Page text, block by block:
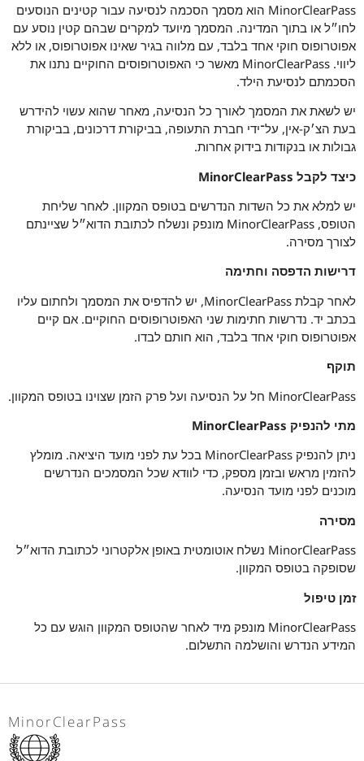
MinorClearPass הוא מסמך הסכמה לנסיעה עבור קטינים הנוסעים
לחו״ל או בתוך המדינה. המסמך מיועד למקרים שבהם קטין נוסע עם
אפוטרופוס חוקי אחד בלבד, עם מלווה בגיר שאינו אפוטרופוס, או ללא
ליווי. MinorClearPass מאשר כי האפוטרופוסים החוקיים נתנו את
הסכמתם לנסיעת הילד.
יש לשאת את המסמך לאורך כל הנסיעה, מאחר שהוא עשוי להידרש
בעת הצ׳ק-אין, על־ידי חברת התעופה, בביקורת דרכונים, בביקורת
גבולות או בנקודות בידוק אחרות.
כיצד לקבל MinorClearPass
יש למלא את כל השדות הנדרשים בטופס המקוון. לאחר שליחת
הטופס, MinorClearPass מונפק ונשלח לכתובת הדוא״ל שציינתם
לצורך מסירה.
דרישות הדפסה וחתימה
לאחר קבלת MinorClearPass, יש להדפיס את המסמך ולחתום עליו
בכתב יד. נדרשות חתימות שני האפוטרופוסים החוקיים. אם קיים
אפוטרופוס חוקי אחד בלבד, הוא חותם לבדו.
תוקף
MinorClearPass חל על הנסיעה ועל פרק הזמן שצוינו בטופס המקוון.
מתי להנפיק MinorClearPass
ניתן להנפיק MinorClearPass בכל עת לפני מועד היציאה. מומלץ
להזמין מראש ובזמן מספק, כדי לוודא שכל המסמכים הנדרשים
מוכנים לפני מועד הנסיעה.
מסירה
MinorClearPass נשלח אוטומטית באופן אלקטרוני לכתובת הדוא״ל
שסופקה בטופס המקוון.
זמן טיפול
MinorClearPass מונפק מיד לאחר שהטופס המקוון הוגש עם כל
המידע הנדרש והושלמה התשלום.
MinorClearPass